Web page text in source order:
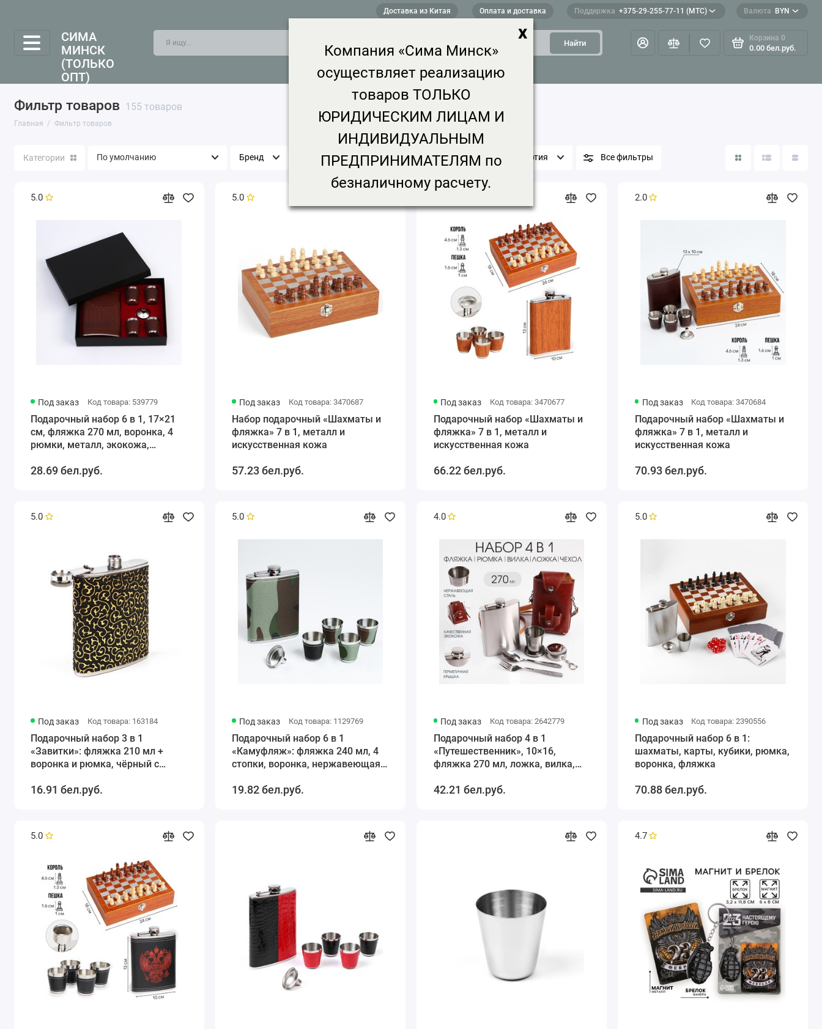
Доставка из Китая Оплата и доставка Поддержка +375-29-255-77-11 (МТС) Валюта BYN
СИМА
МИНСК
(ТОЛЬКО
ОПТ)
Найти
Корзина 0
0.00 бел.руб.
Фильтр товаров 155 товаров
Главная Фильтр товаров
Категории Бренд Цена, ₽ Срок доставки Минимальная партия Все фильтры
5.0
Под заказ Код товара: 539779
Подарочный набор 6 в 1, 17×21
см, фляжка 270 мл, воронка, 4
рюмки, металл, экокожа,
28.69 бел.руб.
5.0
Под заказ Код товара: 3470687
Набор подарочный «Шахматы и
фляжка» 7 в 1, металл и
искусственная кожа
57.23 бел.руб.
Под заказ Код товара: 3470677
Подарочный набор «Шахматы и
фляжка» 7 в 1, металл и
искусственная кожа
66.22 бел.руб.
2.0
Под заказ Код товара: 3470684
Подарочный набор «Шахматы и
фляжка» 7 в 1, металл и
искусственная кожа
70.93 бел.руб.
5.0
Под заказ Код товара: 163184
Подарочный набор 3 в 1
«Завитки»: фляжка 210 мл +
воронка и рюмка, чёрный с
16.91 бел.руб.
5.0
Под заказ Код товара: 1129769
Подарочный набор 6 в 1
«Камуфляж»: фляжка 240 мл, 4
стопки, воронка, нержавеющая
19.82 бел.руб.
4.0
Под заказ Код товара: 2642779
Подарочный набор 4 в 1
«Путешественник», 10×16,
фляжка 270 мл, ложка, вилка,
экокожа
42.21 бел.руб.
5.0
Под заказ Код товара: 2390556
Подарочный набор 6 в 1:
шахматы, карты, кубики, рюмка,
воронка, фляжка
70.88 бел.руб.
5.0 4.7
x
Компания «Сима Минск»
осуществляет реализацию
товаров ТОЛЬКО
ЮРИДИЧЕСКИМ ЛИЦАМ И
ИНДИВИДУАЛЬНЫМ
ПРЕДПРИНИМАТЕЛЯМ по
безналичному расчету.